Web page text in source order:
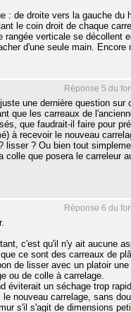
: de droite vers la gauche du
le coin droit de chaque
rangée verticale se décollent
d'une seule main. Encore
Réponse 5 du
une dernière question sur
que les carreaux de
que faudrait-il faire pour
à recevoir le nouveau
lisser ? Ou bien tout
colle que posera le carreleur
Réponse 6 du
c'est qu'il n'y ait aucune
ce sont des carreaux de
de lisser avec un platoir
ou de colle à carrelage.
éviterait un séchage trop
nouveau carrelage, sans
s'il s'agit de dimensions